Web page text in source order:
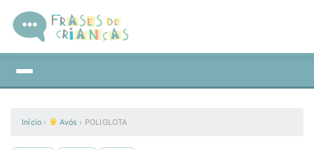
Início › Avós › POLIGLOTA